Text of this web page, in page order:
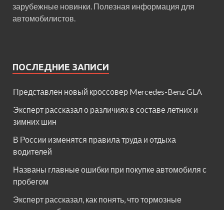
зарубежные новинки. Полезная информация для
автомобилистов.
ПОСЛЕДНИЕ ЗАПИСИ
Представлен новый кроссовер Mercedes-Benz GLA
Эксперт рассказал о различиях в составе летних и
зимних шин
В России изменятся правила труда и отдыха
водителей
Названы главные ошибки при покупке автомобиля с
пробегом
Эксперт рассказал, как понять, что тормозные